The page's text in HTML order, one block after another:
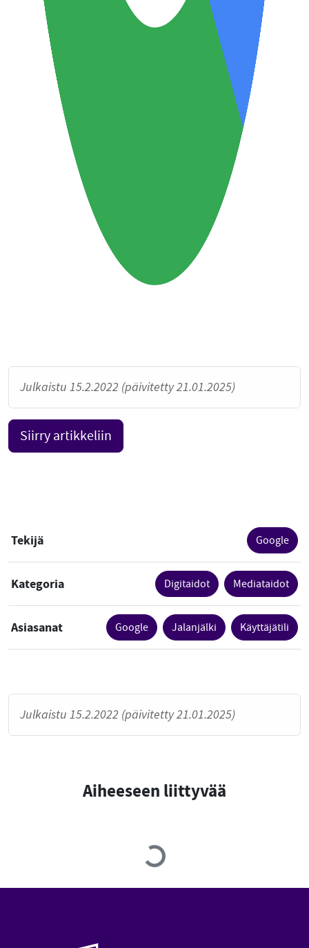
Julkaistu 15.2.2022 (päivitetty 21.01.2025)
Siirry artikkeliin
Tekijä Google
Kategoria Digitaidot Mediataidot
Asiasanat Google Jalanjälki Käyttäjätili
Julkaistu 15.2.2022 (päivitetty 21.01.2025)
Aiheeseen liittyvää
Loading...